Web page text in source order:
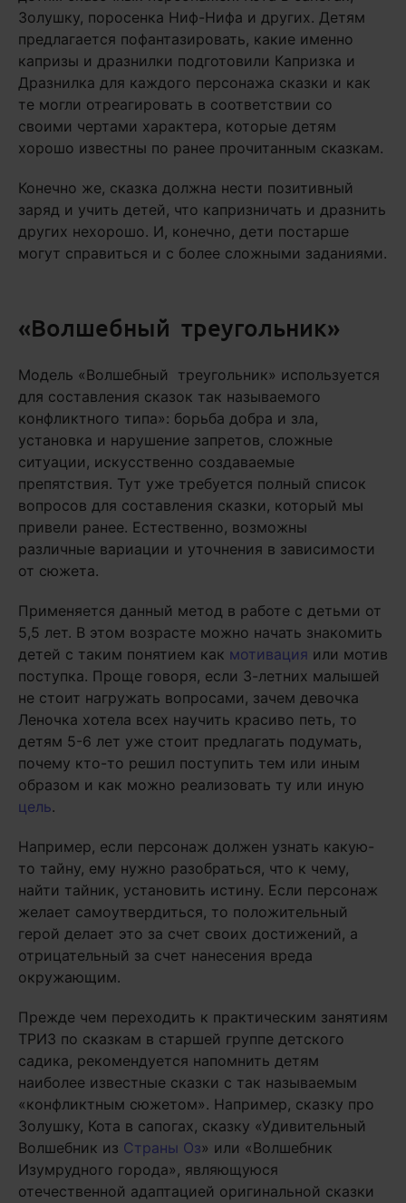
Золушку, поросенка Ниф-Нифа и других. Детям
предлагается пофантазировать, какие именно
капризы и дразнилки подготовили Капризка и
Дразнилка для каждого персонажа сказки и как
те могли отреагировать в соответствии со
своими чертами характера, которые детям
хорошо известны по ранее прочитанным сказкам.
Конечно же, сказка должна нести позитивный
заряд и учить детей, что капризничать и дразнить
других нехорошо. И, конечно, дети постарше
могут справиться и с более сложными заданиями.
«Волшебный треугольник»
Модель «Волшебный треугольник» используется
для составления сказок так называемого
конфликтного типа»: борьба добра и зла,
установка и нарушение запретов, сложные
ситуации, искусственно создаваемые
препятствия. Тут уже требуется полный список
вопросов для составления сказки, который мы
привели ранее. Естественно, возможны
различные вариации и уточнения в зависимости
от сюжета.
Применяется данный метод в работе с детьми от
5,5 лет. В этом возрасте можно начать знакомить
детей с таким понятием как мотивация или мотив
поступка. Проще говоря, если 3-летних малышей
не стоит нагружать вопросами, зачем девочка
Леночка хотела всех научить красиво петь, то
детям 5-6 лет уже стоит предлагать подумать,
почему кто-то решил поступить тем или иным
образом и как можно реализовать ту или иную
цель.
Например, если персонаж должен узнать какую-
то тайну, ему нужно разобраться, что к чему,
найти тайник, установить истину. Если персонаж
желает самоутвердиться, то положительный
герой делает это за счет своих достижений, а
отрицательный за счет нанесения вреда
окружающим.
Прежде чем переходить к практическим занятиям
ТРИЗ по сказкам в старшей группе детского
садика, рекомендуется напомнить детям
наиболее известные сказки с так называемым
«конфликтным сюжетом». Например, сказку про
Золушку, Кота в сапогах, сказку «Удивительный
Волшебник из Страны Оз» или «Волшебник
Изумрудного города», являющуюся
отечественной адаптацией оригинальной сказки